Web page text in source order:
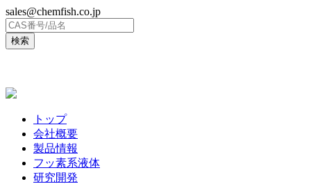
sales@chemfish.co.jp
トップ
会社概要
製品情報
フッ素系液体
研究開発